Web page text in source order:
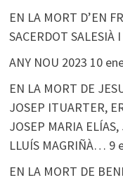
EN LA MORT D’EN
SACERDOT SALESIÀ
ANY NOU 2023 10
EN LA MORT DE
JOSEP ITUARTER,
JOSEP MARIA
LLUÍS MAGRIÑÀ… 9
EN LA MORT DE